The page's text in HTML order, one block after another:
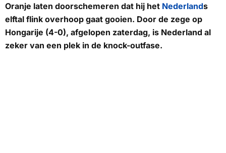
Oranje laten doorschemeren dat hij het Nederlands
elftal flink overhoop gaat gooien. Door de zege op
Hongarije (4-0), afgelopen zaterdag, is Nederland al
zeker van een plek in de knock-outfase.